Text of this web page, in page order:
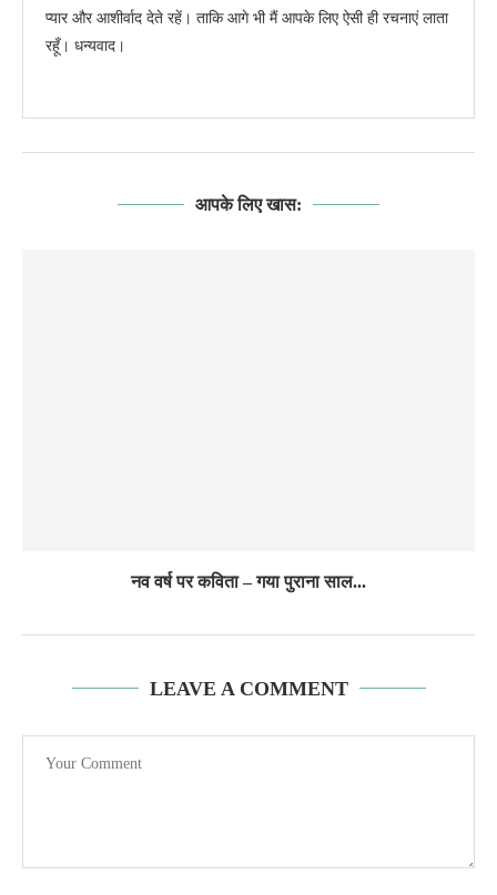
प्यार और आशीर्वाद देते रहें। ताकि आगे भी मैं आपके लिए ऐसी ही रचनाएं लाता
रहूँ। धन्यवाद।
आपके लिए खास:
नव वर्ष पर कविता – गया पुराना साल...
LEAVE A COMMENT